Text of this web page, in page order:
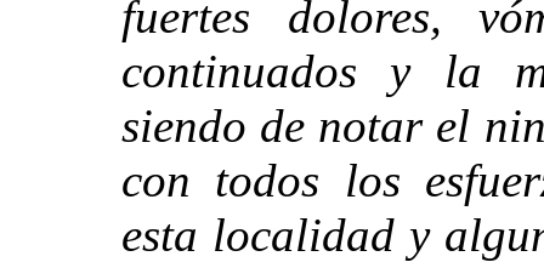
fuertes dolores,
continuados y la
siendo de notar el
con todos los
esta localidad y